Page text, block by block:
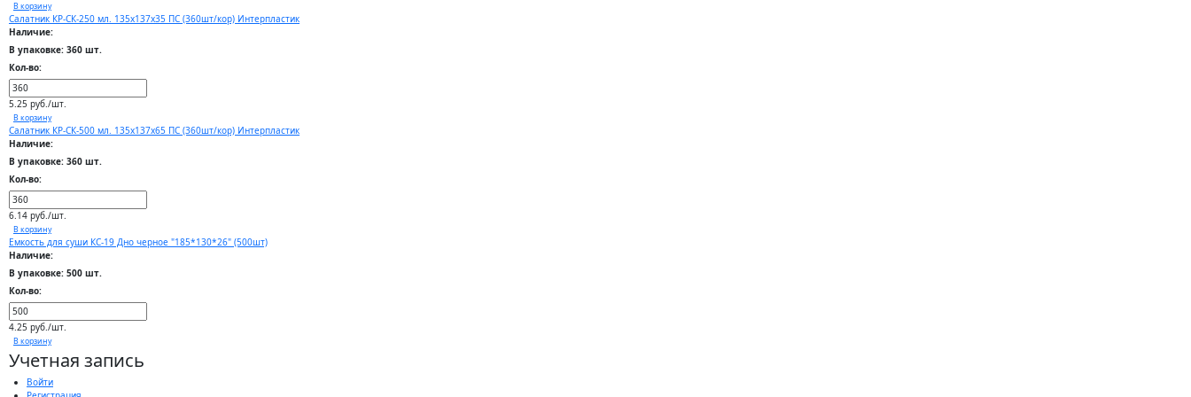
В корзину
Салатник КР-СК-250 мл. 135х137х35 ПС (360шт/кор) Интерпластик
Наличие:
В упаковке: 360 шт.
Кол-во:
5.25 руб./шт.
В корзину
Салатник КР-СК-500 мл. 135х137х65 ПС (360шт/кор) Интерпластик
Наличие:
В упаковке: 360 шт.
Кол-во:
6.14 руб./шт.
В корзину
Емкость для суши КС-19 Дно черное "185*130*26" (500шт)
Наличие:
В упаковке: 500 шт.
Кол-во:
4.25 руб./шт.
В корзину
Учетная запись
Войти